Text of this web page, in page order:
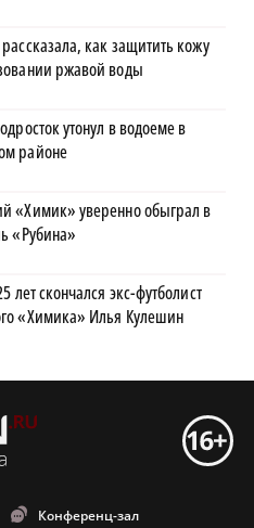
как защитить кожу
ржавой воды
утонул в водоеме в
районе
«Химик» уверенно обыграл в
«Рубина»
лет скончался экс-футболист
«Химика» Илья Кулешин
Конференц-зал